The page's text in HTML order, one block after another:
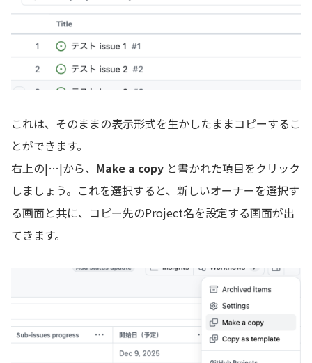
これは、そのままの表示形式を生かしたままコピーするこ
とができます。
右上の|…|から、 Make a copy と書かれた項目をクリック
しましょう。これを選択すると、新しいオーナーを選択す
る画面と共に、コピー先のProject名を設定する画面が出
てきます。